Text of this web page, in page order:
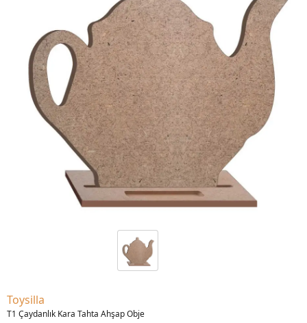
Toysilla
T1 Çaydanlık Kara Tahta Ahşap Obje